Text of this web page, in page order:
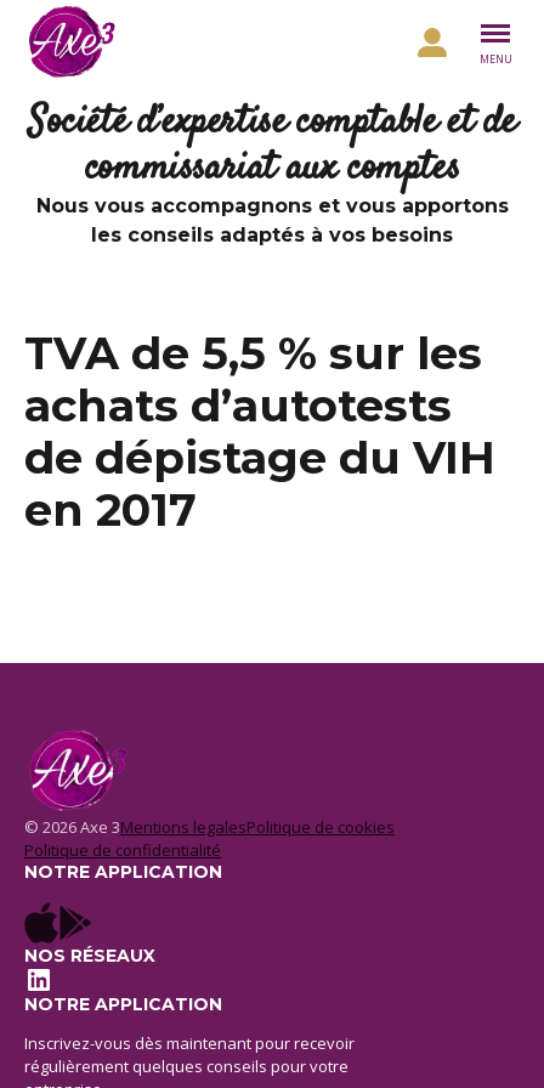
Aller au contenu
MENU
Société d’expertise comptable et de
commissariat aux comptes
Nous vous accompagnons et vous apportons
les conseils adaptés à vos besoins
TVA de 5,5 % sur les
achats d’autotests
de dépistage du VIH
en 2017
© 2026 Axe 3Mentions legalesPolitique de cookies
Politique de confidentialité
NOTRE APPLICATION
NOS RÉSEAUX
LinkedIn
NOTRE APPLICATION
Inscrivez-vous dès maintenant pour recevoir
régulièrement quelques conseils pour votre